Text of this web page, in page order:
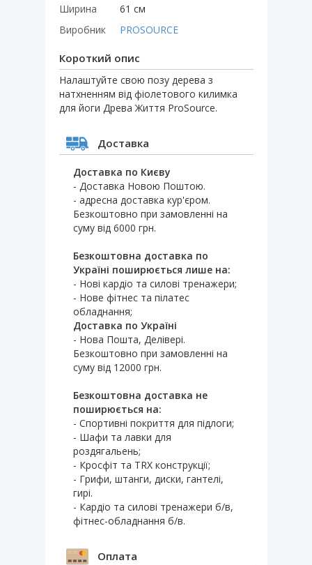
Ширина
61 см
Виробник
PROSOURCE
Короткий опис
Налаштуйте свою позу дерева з
натхненням від фіолетового килимка
для йоги Древа Життя ProSource.
Доставка
Доставка по Києву
- Доставка Новою Поштою.
- адресна доставка кур'єром.
Безкоштовно при замовленні на
суму від 6000 грн.
Безкоштовна доставка по
Україні поширюється лише на:
- Нові кардіо та силові тренажери;
- Нове фітнес та пілатес
обладнання;
Доставка по Україні
- Нова Пошта, Делівері.
Безкоштовно при замовленні на
суму від 12000 грн.
Безкоштовна доставка не
поширюється на:
- Спортивні покриття для підлоги;
- Шафи та лавки для
роздягальень;
- Кросфіт та TRX конструкції;
- Грифи, штанги, диски, гантелі,
гирі.
- Кардіо та силові тренажери б/в,
фітнес-обладнання б/в.
Оплата